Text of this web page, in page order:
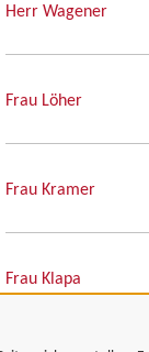
Herr Wagener
Frau Löher
Frau Kramer
Frau Klapa